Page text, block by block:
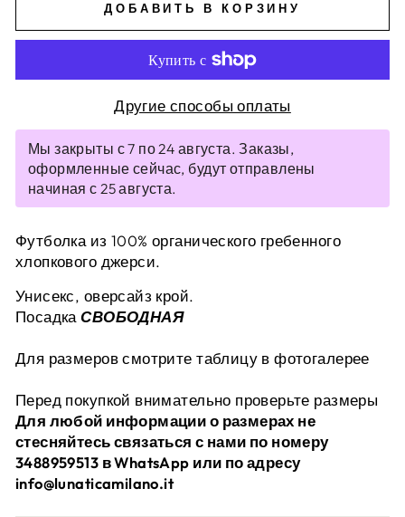
ДОБАВИТЬ В КОРЗИНУ
Другие способы оплаты
Мы закрыты с 7 по 24 августа. Заказы,
оформленные сейчас, будут отправлены
начиная с 25 августа.
Футболка из 100% органического гребенного
хлопкового джерси.
Унисекс, оверсайз крой.
ПосадкаСВОБОДНАЯ
Для размеров смотрите таблицу в фотогалерее
Перед покупкой внимательно проверьте размеры
Для любой информации о размерах не
стесняйтесь связаться с нами по номеру
3488959513 в WhatsApp или по адресу
info@lunaticamilano.it